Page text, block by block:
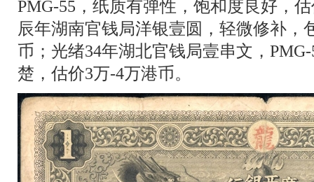
PMG-55，纸质有弹性，饱和度良好，
辰年湖南官钱局洋银壹圆，轻微修补，
币；光绪34年湖北官钱局壹串文，
楚，估价3万-4万港币。